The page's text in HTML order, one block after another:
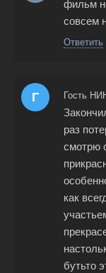
фильм
совсем
Ответить
Г Гость
раз
смотрю
как
бутьто